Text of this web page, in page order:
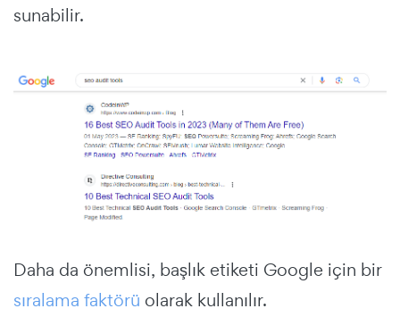
sunabilir.
Daha da önemlisi, başlık etiketi Google için bir
sıralama faktörü olarak kullanılır.